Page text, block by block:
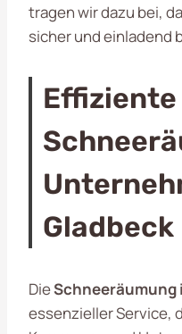
tragen wir dazu bei,
sicher und einladend
Effiziente
Gladbeck
DieSchneeräumung
essenzieller Service,